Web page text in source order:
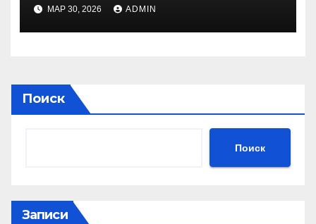
МАР 30, 2026 ADMIN
Поиск
Поиск
Записи